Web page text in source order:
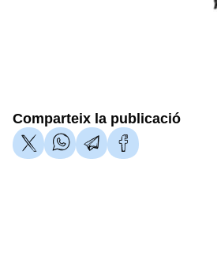
Comparteix la publicació